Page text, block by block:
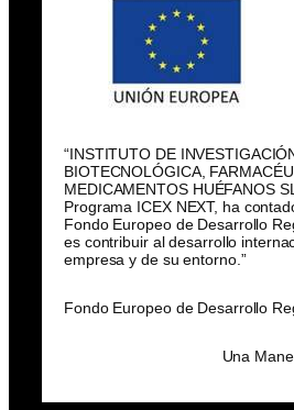
“INSTITUTO DE
BIOTECNOLÓGICA,
MEDICAMENTOS HUÉFANOS
Programa ICEX NEXT, ha
Fondo Europeo de Desarrollo
es contribuir al desarrollo
empresa y de su entorno.”
Fondo Europeo de Desarrollo
Una